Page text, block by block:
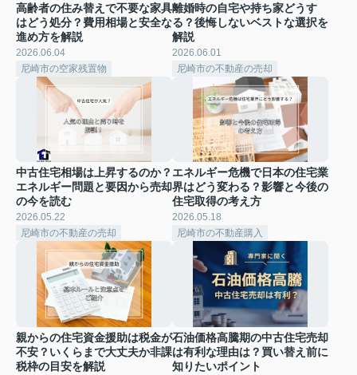
高齢者の住み替えで不要な家具
はどう処分？費用相場と安全な
進め方を解説
2026.06.04
尼崎市の空家残置物
離婚時の自宅や持ち家どうす
る？後悔しないベストな選択を
解説
2026.06.01
尼崎市の不動産の売却
中古住宅相場は上昇するのか？
エネルギー問題と要因から売却
の今を読む
2026.05.22
尼崎市の不動産の売却
エネルギー危機で日本の住宅業
界はどう変わる？影響と今後の
住宅取得の考え方
2026.05.18
尼崎市の不動産購入
親からの住宅資金援助は税金が
不安？いくらまで大丈夫か非課
税枠の目安を解説
石油価格高騰期の中古住宅売却
は有利な理由は？買い替え前に
知りたいポイント